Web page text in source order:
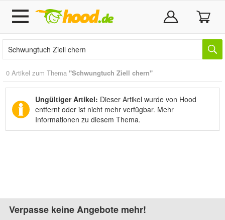
0 Artikel zum Thema "Schwungtuch Ziell chern"
Ungültiger Artikel: Dieser Artikel wurde von Hood
entfernt oder ist nicht mehr verfügbar. Mehr
Informationen zu diesem Thema.
Verpasse keine Angebote mehr!